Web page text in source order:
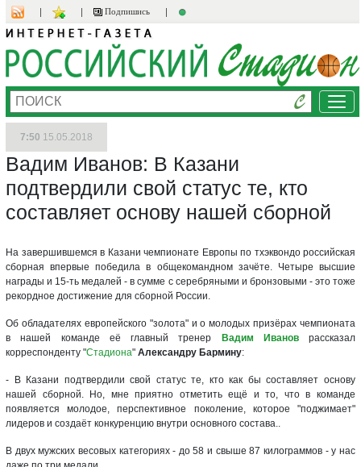
Подпишись
7:50 15.05.2018
Вадим Иванов: В Казани
подтвердили свой статус те, кто
составляет основу нашей сборной
На завершившемся в Казани чемпионате Европы по тхэквондо российская
сборная впервые победила в общекомандном зачёте. Четыре высшие
награды и 15-ть медалей - в сумме с серебряными и бронзовыми - это тоже
рекордное достижение для сборной России.
Об обладателях европейского "золота" и о молодых призёрах чемпионата
в нашей команде её главный тренер
Вадим Ивановрассказал
корреспонденту "Стадиона" Александру Бармину:
- В Казани подтвердили свой статус те, кто как бы составляет основу
нашей сборной. Но, мне приятно отметить ещё и то, что в команде
появляется молодое, перспективное поколение, которое "поджимает"
лидеров и создаёт конкуренцию внутри основного состава..
В двух мужских весовых категориях - до 58 и свыше 87 килограммов - у нас